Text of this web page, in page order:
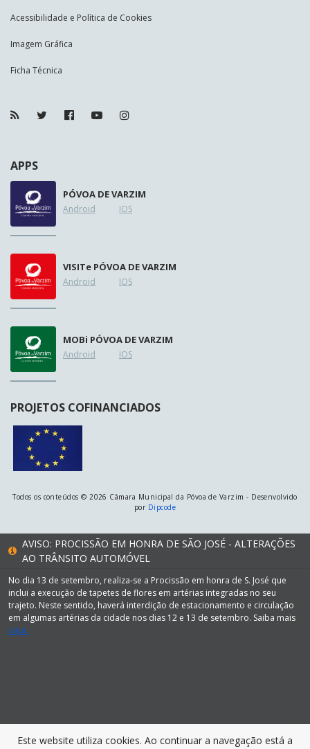
Acessibilidade e Política de Cookies
Imagem Gráfica
Ficha Técnica
APPS
PÓVOA DE VARZIM
Android IOS
VISITe PÓVOA DE VARZIM
Android IOS
MOBi PÓVOA DE VARZIM
Android IOS
PROJETOS COFINANCIADOS
Todos os conteúdos © 2026 Câmara Municipal da Póvoa de Varzim - Desenvolvido
por Dipcode
AVISO: PROCISSÃO EM HONRA DE SÃO JOSÉ - ALTERAÇÕES
AO TRÂNSITO AUTOMÓVEL
No dia 13 de setembro, realiza-se a Procissão em honra de S. José que
inclui a execução de tapetes de flores em artérias integradas no seu
trajeto. Neste sentido, haverá interdição de estacionamento e circulação
em algumas artérias da cidade nos dias 12 e 13 de setembro. Saiba mais
aqui.
Este website utiliza cookies. Ao continuar a navegação está a